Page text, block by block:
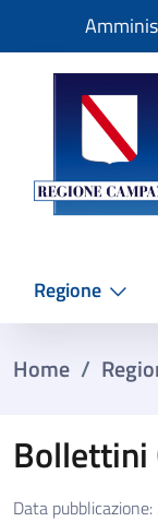
Slim
Regione
Home /
Bollettini
Data pubblicazione: